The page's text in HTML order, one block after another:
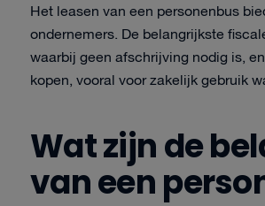
Het leasen van een personenbus
ondernemers. De belangrijkste
waarbij geen afschrijving nodig is,
kopen, vooral voor zakelijk gebruik
Wat zijn de
van een